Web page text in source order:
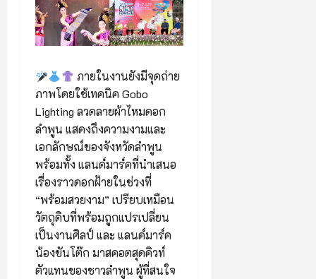
ภายในงานยังมีจุดถ่าย
ภาพโดยใช้เทคนิค Gobo
Lighting ลวดลายผ้าไหมดอก
ลำพูน แสดงถึงความงามและ
เอกลักษณ์ของจังหวัดลำพูน
พร้อมทั้ง แลนด์มาร์คที่นำเสนอ
เรื่องราวดอกฝ้ายในช่วงที่
“พร้อมสวยงาม” เปรียบเหมือน
วัตถุดิบที่พร้อมถูกแปรเปลี่ยน
เป็นงานศิลป์ และ แลนด์มาร์ค
น้องขันโต๊ก มาสคอตสุดคิวท์
ตัวแทนของชาวลำพูน ผู้ที่สนใจ